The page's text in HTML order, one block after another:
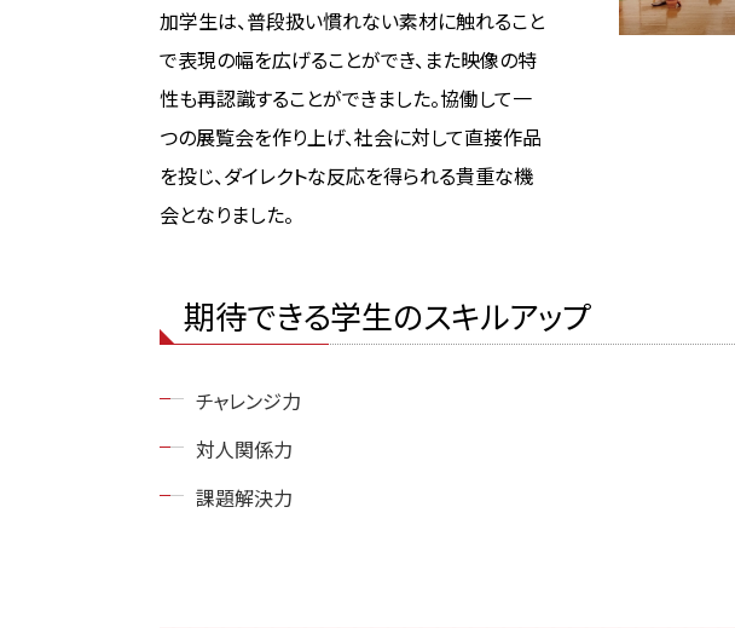
加学生は、普段扱い慣れない素材に触れること
で表現の幅を広げることができ、また映像の特
性も再認識することができました。協働して一
つの展覧会を作り上げ、社会に対して直接作品
を投じ、ダイレクトな反応を得られる貴重な機
会となりました。
期待できる学生のスキルアップ
チャレンジ力
対人関係力
課題解決力